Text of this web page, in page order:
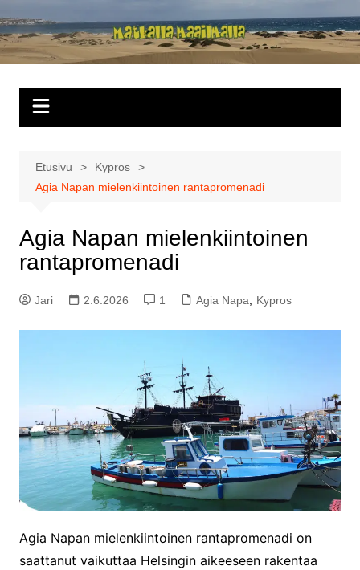
sisältöön
Matkalla
maailmalla
Etusivu
Kypros
Agia Napan mielenkiintoinen rantapromenadi
Agia Napan mielenkiintoinen
rantapromenadi
Jari 2.6.2026 1 Agia Napa Kypros
Agia Napan mielenkiintoinen rantapromenadi on
saattanut vaikuttaa Helsingin aikeeseen rakentaa